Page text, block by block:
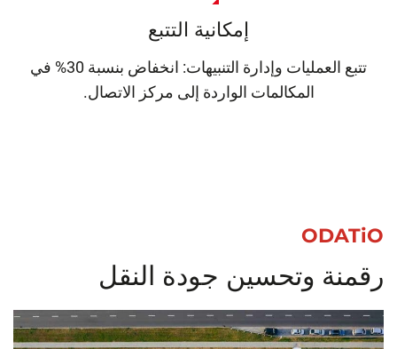
إمكانية التتبع
تتبع العمليات وإدارة التنبيهات: انخفاض بنسبة 30% في
المكالمات الواردة إلى مركز الاتصال.
ODATiO
رقمنة وتحسين جودة النقل